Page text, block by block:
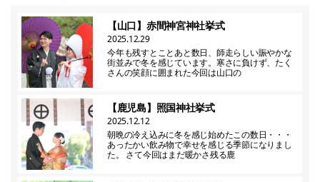
【山口】赤間神宮神社挙式
2025.12.29
今年も残すとことあと数日、師走らしい賑やかな
街並みで冬を感じています。寒さに負けず、たく
さんの笑顔に囲まれた今回は山口の
【鹿児島】照国神社挙式
2025.12.12
朝晩の冷え込みに冬を感じ始めたこの数日・・・
あったかい飲み物で幸せを感じる季節になりまし
た。 さて今回はまだ暖かさ残る鹿